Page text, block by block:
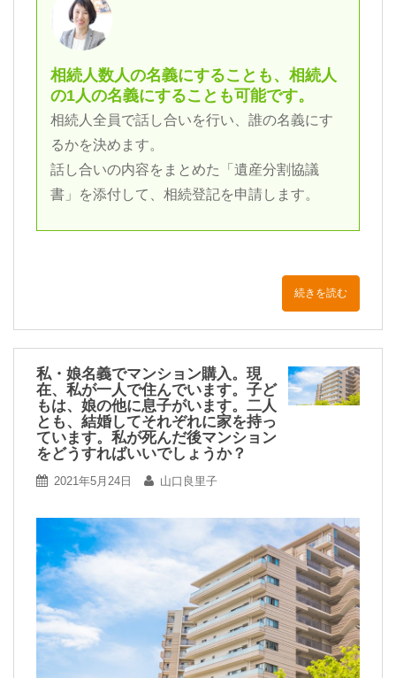
相続人数人の名義にすることも、相続人
の1人の名義にすることも可能です。
相続人全員で話し合いを行い、誰の名義にす
るかを決めます。
話し合いの内容をまとめた「遺産分割協議
書」を添付して、相続登記を申請します。
続きを読む
私・娘名義でマンション購入。現
在、私が一人で住んでいます。子ど
もは、娘の他に息子がいます。二人
とも、結婚してそれぞれに家を持っ
ています。私が死んだ後マンション
をどうすればいいでしょうか？
2021年5月24日 山口良里子